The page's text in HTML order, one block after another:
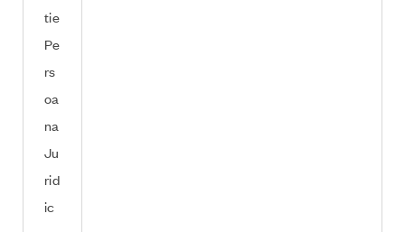
tie
Pe
rs
oa
na
Ju
rid
ic